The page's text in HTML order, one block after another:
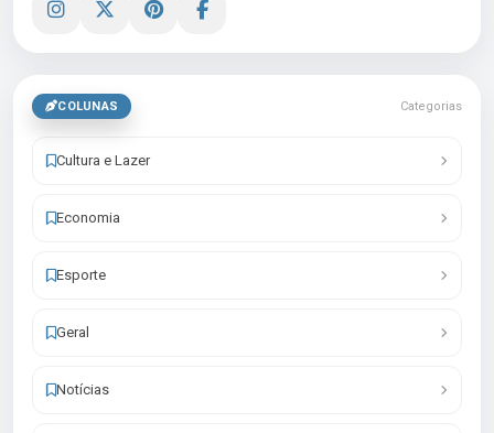
COLUNAS Categorias
Cultura e Lazer
Economia
Esporte
Geral
Notícias